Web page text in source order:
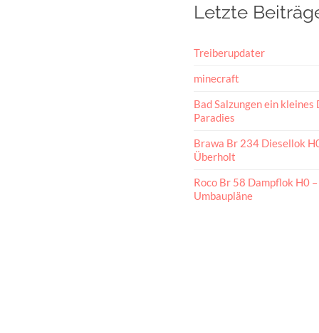
Letzte
Treiberupdater
minecraft
Bad Salzungen ein kleines
Paradies
Brawa Br 234 Diesellok
Überholt
Roco Br 58 Dampflok H0 –
Umbaupläne